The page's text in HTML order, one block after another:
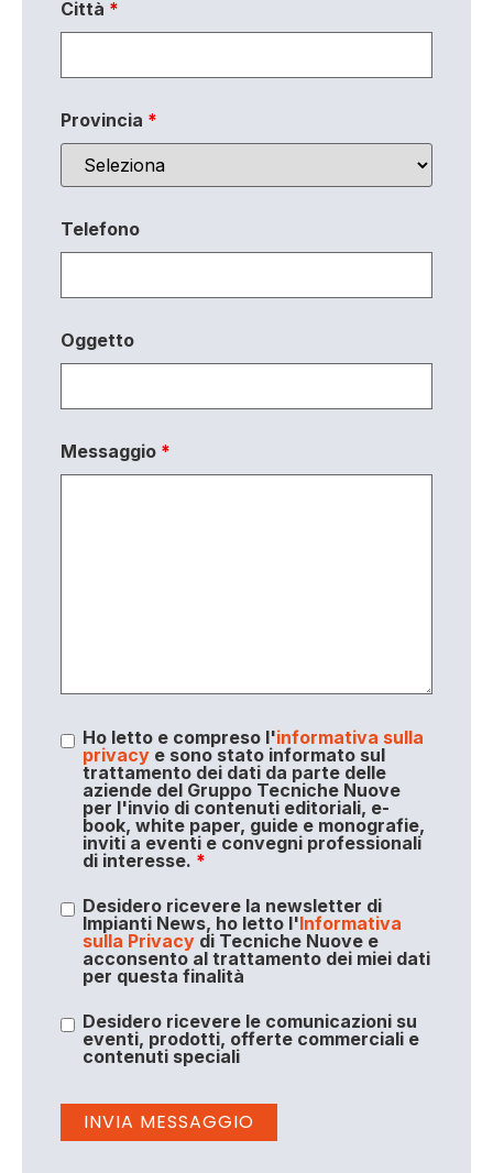
Città *
Provincia *
Telefono
Oggetto
Messaggio *
Ho letto e compreso l'informativa sulla
privacye sono stato informato sul
trattamento dei dati da parte delle
aziende del Gruppo Tecniche Nuove
per l'invio di contenuti editoriali, e-
book, white paper, guide e monografie,
inviti a eventi e convegni professionali
di interesse. *
Desidero ricevere la newsletter di
Impianti News, ho letto l'Informativa
sulla Privacydi Tecniche Nuove e
acconsento al trattamento dei miei dati
per questa finalità
Desidero ricevere le comunicazioni su
eventi, prodotti, offerte commerciali e
contenuti speciali